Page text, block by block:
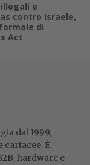
e
contro Israele,
di
Act
dal 1999,
cartacee. È
hardware e